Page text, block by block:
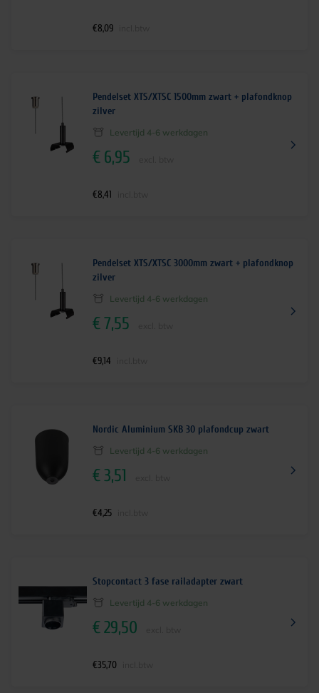
€8,09
Pendelset XTS/XTSC 1500mm zwart + plafondknop
zilver
Levertijd 4-6 werkdagen
€ 6,95
€8,41
Pendelset XTS/XTSC 3000mm zwart + plafondknop
zilver
Levertijd 4-6 werkdagen
€7,55
€9,14
Nordic Aluminium SKB 30 plafondcup zwart
Levertijd 4-6 werkdagen
€3,51
€4,25
Stopcontact 3 fase railadapter zwart
Levertijd 4-6 werkdagen
€29,50
€35,70